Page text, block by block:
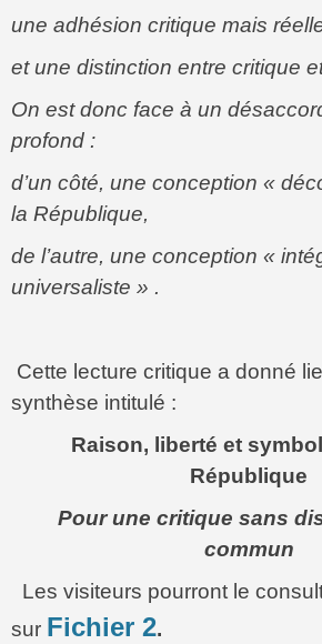
une adhésion critique mais
et une distinction entre critique
On est donc face à un
profond :
d’un côté, une conception «
la République,
de l’autre, une conception «
universaliste » .
Cette lecture critique a donné
synthèse intitulé :
Raison, liberté et
République
Pour une critique sans
commun
Les visiteurs pourront le
sur Fichier 2.